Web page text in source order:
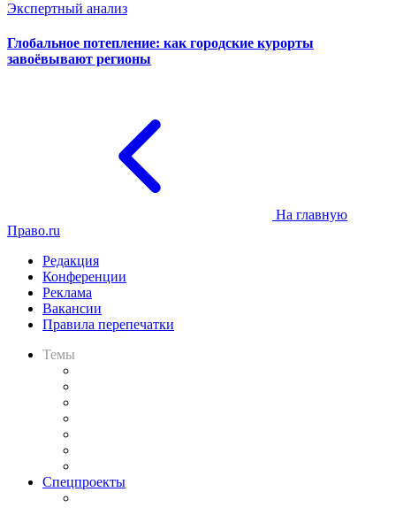
Экспертный анализ
Глобальное потепление: как городские курорты
завоёвывают регионы
На главную
Право.ru
Редакция
Конференции
Реклама
Вакансии
Правила перепечатки
Темы
Спецпроекты